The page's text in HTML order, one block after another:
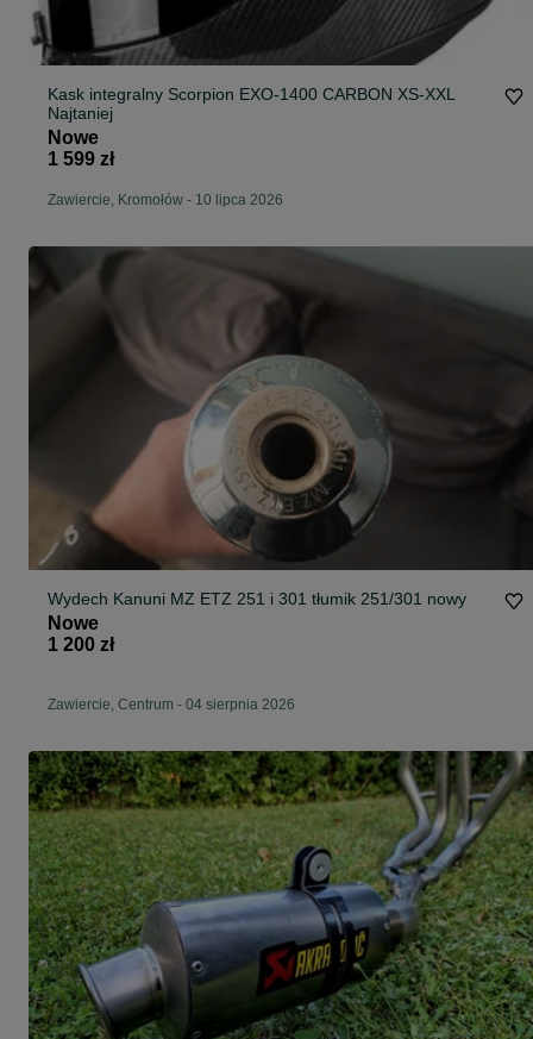
Kask integralny Scorpion EXO-1400 CARBON XS-XXL
Najtaniej
Nowe
1 599 zł
Zawiercie, Kromołów - 10 lipca 2026
Wydech Kanuni MZ ETZ 251 i 301 tłumik 251/301 nowy
Nowe
1 200 zł
Zawiercie, Centrum - 04 sierpnia 2026